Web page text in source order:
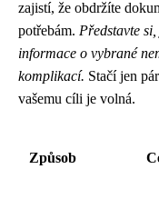
zajistí, že obdržíte
potřebám. Představte
informace o vybrané
komplikací. Stačí jen
vašemu cíli je volná.
Způsob